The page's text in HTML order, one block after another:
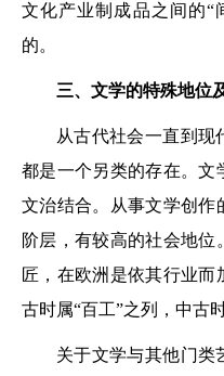
文化产业制成品之间的“
的。
三、文学的特殊地位
从古代社会一直到现
都是一个另类的存在。文
文治结合。从事文学创作
阶层，有较高的社会地
匠，在欧洲是依其行业而
古时属“百工”之列，中古
关于文学与其他门类